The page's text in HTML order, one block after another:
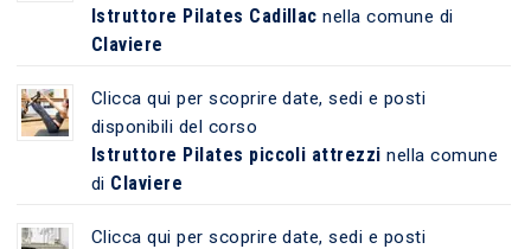
Istruttore Pilates Cadillac nella comune di
Claviere
Clicca qui per scoprire date, sedi e posti
disponibili del corso
Istruttore Pilates piccoli attrezzi nella comune
di Claviere
Clicca qui per scoprire date, sedi e posti